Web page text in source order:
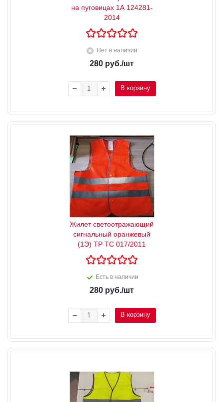
на пуговицах 1А 124281-
2014
Нет в наличии
280 руб./шт
В корзину
Жилет светоотражающий
сигнальный оранжевый
(1Э) ТР ТС 017/2011
Есть в наличии
280 руб./шт
В корзину